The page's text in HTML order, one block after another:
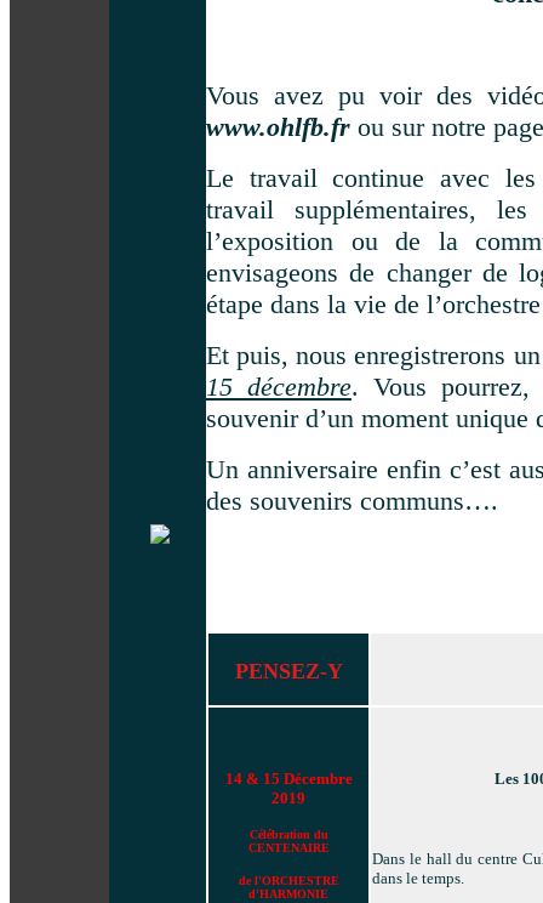
Vous avez pu voir des
www.ohlfb.fr ou sur notre
Le travail continue avec les
travail supplémentaires,
l’exposition ou de la
envisageons de changer de
étape dans la vie de
Et puis, nous enregistrerons
15 décembre. Vous pourrez,
souvenir d’un moment unique
Un anniversaire enfin c’est
des souvenirs communs….
PENSEZ-Y
14 & 15 Décembre
2019
Célébration du
CENTENAIRE
de l'ORCHESTRE
d'HARMONIE
Les
Dans le hall du centre
dans le temps.